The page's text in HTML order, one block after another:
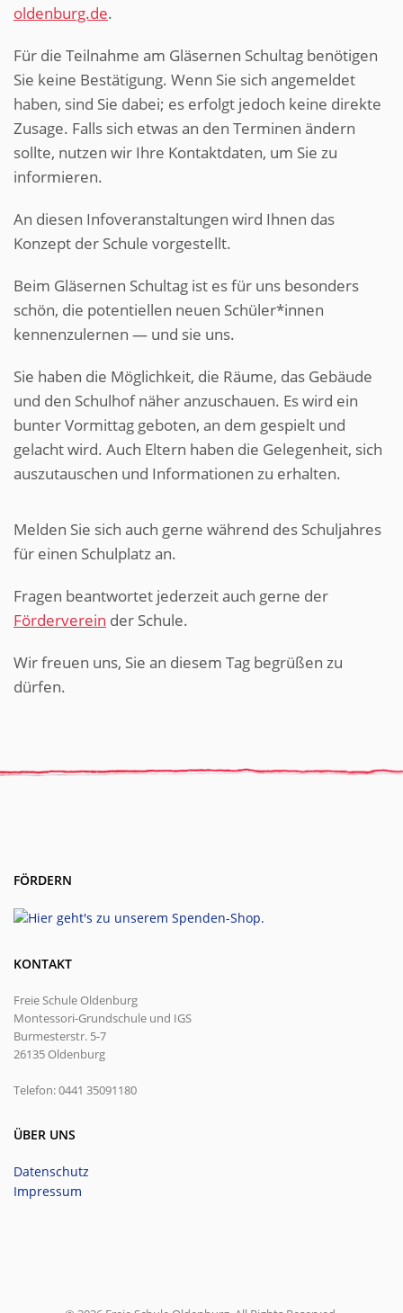
oldenburg.de.
Für die Teilnahme am Gläsernen Schultag benötigen
Sie keine Bestätigung. Wenn Sie sich angemeldet
haben, sind Sie dabei; es erfolgt jedoch keine direkte
Zusage. Falls sich etwas an den Terminen ändern
sollte, nutzen wir Ihre Kontaktdaten, um Sie zu
informieren.
An diesen Infoveranstaltungen wird Ihnen das
Konzept der Schule vorgestellt.
Beim Gläsernen Schultag ist es für uns besonders
schön, die potentiellen neuen Schüler*innen
kennenzulernen — und sie uns.
Sie haben die Möglichkeit, die Räume, das Gebäude
und den Schulhof näher anzuschauen. Es wird ein
bunter Vormittag geboten, an dem gespielt und
gelacht wird. Auch Eltern haben die Gelegenheit, sich
auszutauschen und Informationen zu erhalten.
Melden Sie sich auch gerne während des Schuljahres
für einen Schulplatz an.
Fragen beantwortet jederzeit auch gerne der
Förderverein der Schule.
Wir freuen uns, Sie an diesem Tag begrüßen zu
dürfen.
FÖRDERN
KONTAKT
Freie Schule Oldenburg
Montessori-Grundschule und IGS
Burmesterstr. 5-7
26135 Oldenburg
Telefon: 0441 35091180
ÜBER UNS
Datenschutz
Impressum